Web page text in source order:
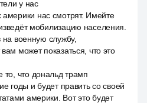
у нас
нас смотрят. Имейте
мобилизацию населения.
на военную службу,
может показаться, что это
что дональд трамп
годы и будет править со своей
америки. Вот это будет